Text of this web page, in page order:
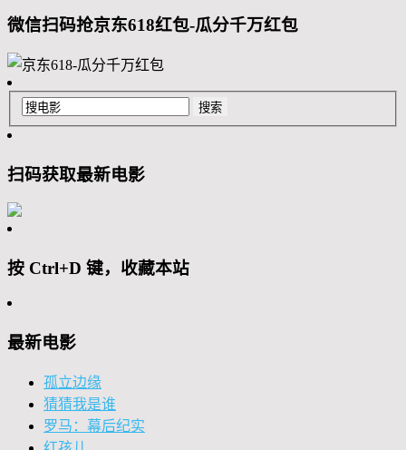
微信扫码抢京东618红包-瓜分千万红包
扫码获取最新电影
按 Ctrl+D 键，收藏本站
最新电影
孤立边缘
猜猜我是谁
罗马：幕后纪实